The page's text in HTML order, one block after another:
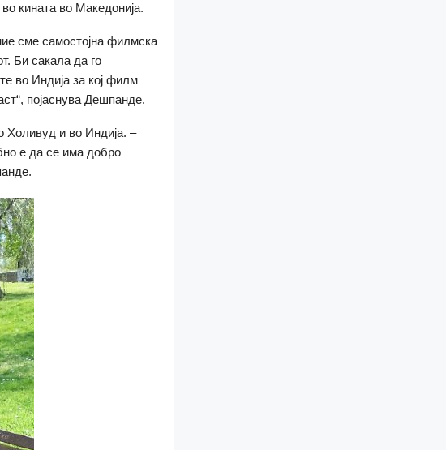
кината во Македонија.
сме самостојна филмска
Би сакала да го
во Индија за кој филм
појаснува Дешпанде.
Холивуд и во Индија. –
е да се има добро